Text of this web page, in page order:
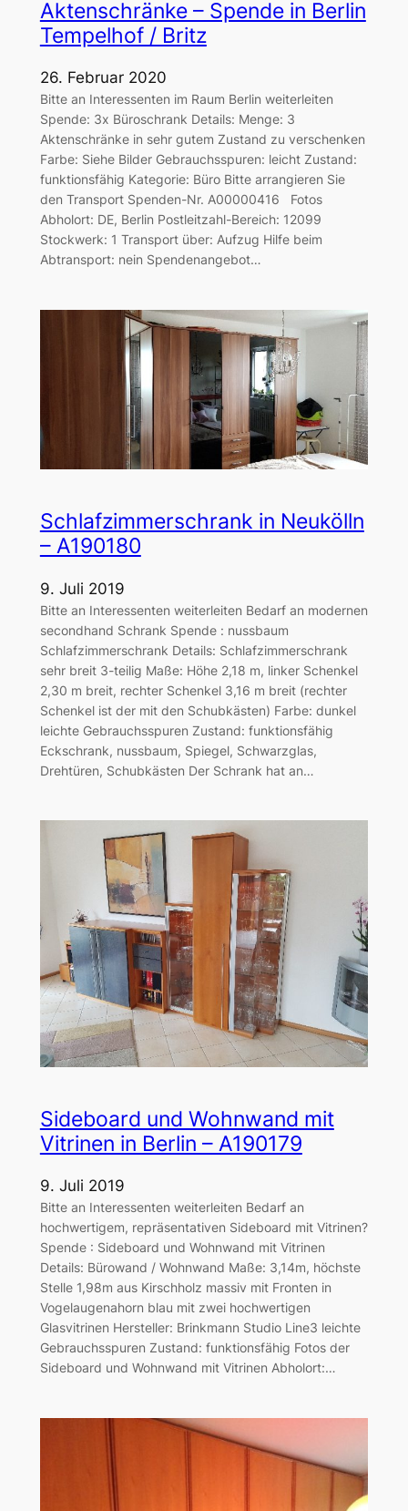
Aktenschränke – Spende in Berlin
Tempelhof / Britz
26. Februar 2020
Bitte an Interessenten im Raum Berlin weiterleiten
Spende: 3x Büroschrank Details: Menge: 3
Aktenschränke in sehr gutem Zustand zu verschenken
Farbe: Siehe Bilder Gebrauchsspuren: leicht Zustand:
funktionsfähig Kategorie: Büro Bitte arrangieren Sie
den Transport Spenden-Nr. A00000416 Fotos
Abholort: DE, Berlin Postleitzahl-Bereich: 12099
Stockwerk: 1 Transport über: Aufzug Hilfe beim
Abtransport: nein Spendenangebot…
Schlafzimmerschrank in Neukölln
– A190180
9. Juli 2019
Bitte an Interessenten weiterleiten Bedarf an modernen
secondhand Schrank Spende : nussbaum
Schlafzimmerschrank Details: Schlafzimmerschrank
sehr breit 3-teilig Maße: Höhe 2,18 m, linker Schenkel
2,30 m breit, rechter Schenkel 3,16 m breit (rechter
Schenkel ist der mit den Schubkästen) Farbe: dunkel
leichte Gebrauchsspuren Zustand: funktionsfähig
Eckschrank, nussbaum, Spiegel, Schwarzglas,
Drehtüren, Schubkästen Der Schrank hat an…
Sideboard und Wohnwand mit
Vitrinen in Berlin – A190179
9. Juli 2019
Bitte an Interessenten weiterleiten Bedarf an
hochwertigem, repräsentativen Sideboard mit Vitrinen?
Spende : Sideboard und Wohnwand mit Vitrinen
Details: Bürowand / Wohnwand Maße: 3,14m, höchste
Stelle 1,98m aus Kirschholz massiv mit Fronten in
Vogelaugenahorn blau mit zwei hochwertigen
Glasvitrinen Hersteller: Brinkmann Studio Line3 leichte
Gebrauchsspuren Zustand: funktionsfähig Fotos der
Sideboard und Wohnwand mit Vitrinen Abholort:…